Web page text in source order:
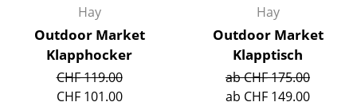
Beistelltische
Couchtische
Schreibtische
Hay
Outdoor Market
Klapphocker
CHF 119.00
CHF 101.00
Hay
Outdoor Market
Klapptisch
ab CHF 175.00
ab CHF 149.00